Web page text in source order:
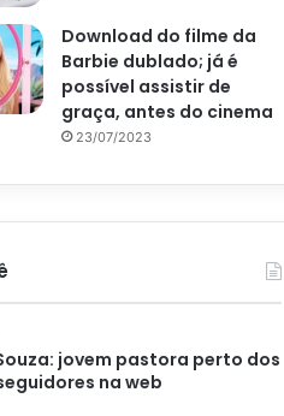
Download do filme da
Barbie dublado; já é
possível assistir de
graça, antes do cinema
23/07/2023
jovem pastora perto dos
na web